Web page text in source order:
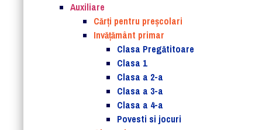
Auxiliare
Cărţi pentru preşcolari
Invățământ primar
Clasa Pregătitoare
Clasa 1
Clasa a 2-a
Clasa a 3-a
Clasa a 4-a
Povesti si jocuri